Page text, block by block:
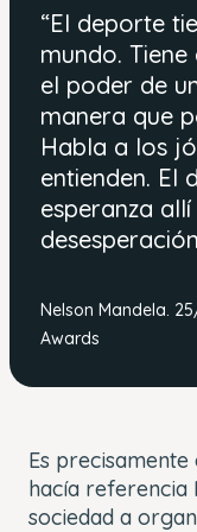
“El deporte
mundo.
el poder de
manera que
Habla a los
entienden. El
esperanza
Nelson Mandela.
Awards
Es
hacía referencia
sociedad a